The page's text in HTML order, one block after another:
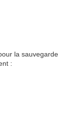
la sauvegarde
: